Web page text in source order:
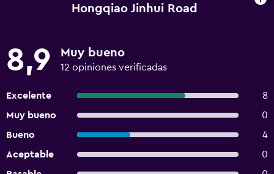
Hongqiao Jinhui Road
8,9 Muy bueno
12 opiniones verificadas
Excelente
8
Muy bueno
0
Bueno
4
Aceptable
0